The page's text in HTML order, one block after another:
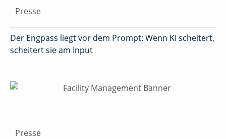
Presse
Der Engpass liegt vor dem Prompt: Wenn KI scheitert,
scheitert sie am Input
Presse